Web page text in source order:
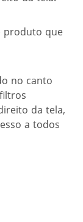
produto que
no canto
da tela,
a todos